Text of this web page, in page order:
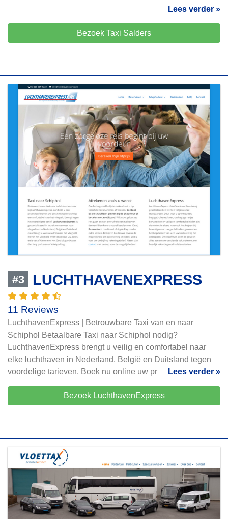
Lees verder »
Bezoek Taxi Salders
#3 LUCHTHAVENEXPRESS
11 Reviews
LuchthavenExpress | Betrouwbare Taxi van en naar
Schiphol Betaalbare Taxi naar Schiphol nodig?
LuchthavenExpress brengt u veilig en comfortabel naar
elke luchthaven in Nederland, België en Duitsland tegen
voordelige tarieven. Boek nu online uw pr
Lees verder »
Bezoek LuchthavenExpress